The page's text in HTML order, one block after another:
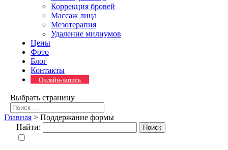
Коррекция бровей
Массаж лица
Мезотерапия
Удаление милиумов
Цены
Фото
Блог
Контакты
Онлайн-запись
Выбрать страницу
Главная > Поддержание формы
Найти: